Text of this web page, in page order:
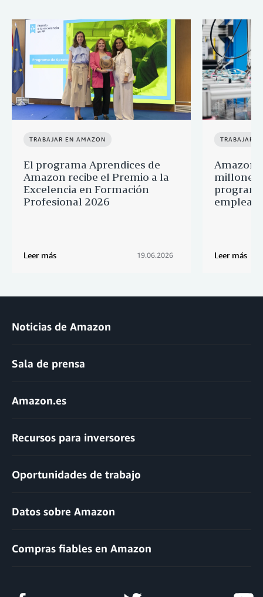
TRABAJAR EN AMAZON
El programa Aprendices de
Amazon recibe el Premio a la
Excelencia en Formación
Profesional 2026
Leer más 19.06.2026
TRABAJAR
Amazon
millones
Leer más
Noticias de Amazon
Sala de prensa
Amazon.es
Recursos para inversores
Oportunidades de trabajo
Datos sobre Amazon
Compras fiables en Amazon